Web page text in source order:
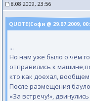
8.08.2009, 23:56
QUOTE(Софи @ 29.07.2009,
...
Но нам уже было о чём
отправились к
кто как доехал,
После размещения
«За встречу!»,